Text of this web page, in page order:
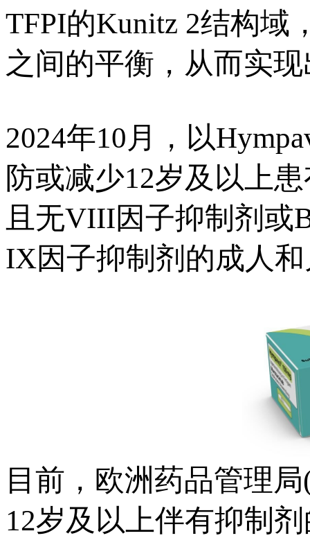
TFPI的Kunitz 2结构域
之间的平衡，从而实
2024年10月，以
防或减少12岁及以上
且无VIII因子抑制剂或
IX因子抑制剂的成人
目前，欧洲药品管理
12岁及以上伴有抑制